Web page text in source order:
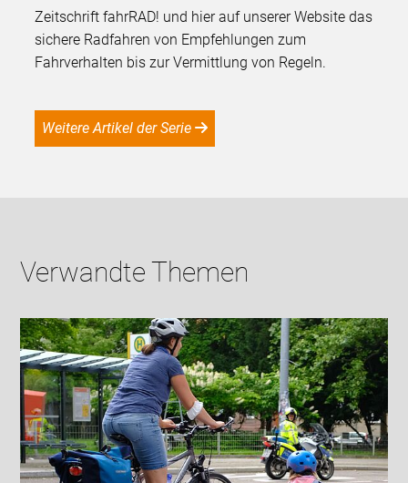
Zeitschrift fahrRAD! und hier auf unserer Website das
sichere Radfahren von Empfehlungen zum
Fahrverhalten bis zur Vermittlung von Regeln.
Weitere Artikel der Serie
Verwandte Themen